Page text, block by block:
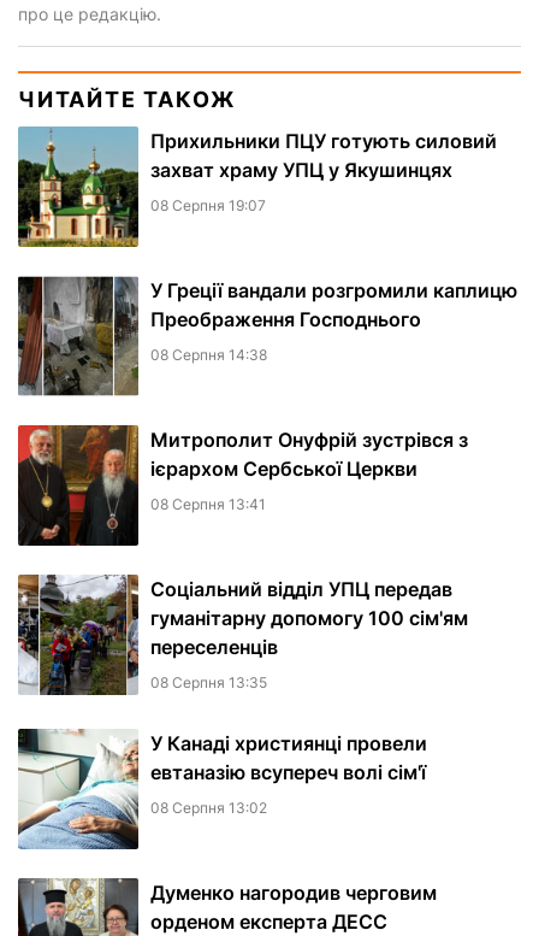
про це редакцію.
ЧИТАЙТЕ ТАКОЖ
Прихильники ПЦУ готують силовий
захват храму УПЦ у Якушинцях
08 Серпня 19:07
У Греції вандали розгромили каплицю
Преображення Господнього
08 Серпня 14:38
Митрополит Онуфрій зустрівся з
ієрархом Сербської Церкви
08 Серпня 13:41
Соціальний відділ УПЦ передав
гуманітарну допомогу 100 сім'ям
переселенців
08 Серпня 13:35
У Канаді християнці провели
евтаназію всупереч волі сім'ї
08 Серпня 13:02
Думенко нагородив черговим
орденом експерта ДЕСС